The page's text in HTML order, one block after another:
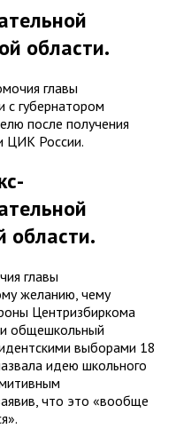
области.
главы
с губернатором
после получения
ЦИК России.
области.
главы
желанию, чему
Центризбиркома
общешкольный
выборами 18
идею школьного
что это «вообще